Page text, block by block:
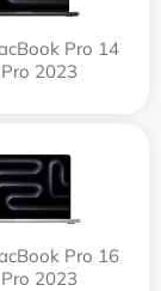
Pro 14
2023
Pro 16
2023